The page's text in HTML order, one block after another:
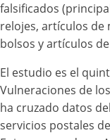
falsificados
relojes, artículos
bolsos y artículos
El estudio es el
Vulneraciones de los
ha cruzado datos
servicios postales